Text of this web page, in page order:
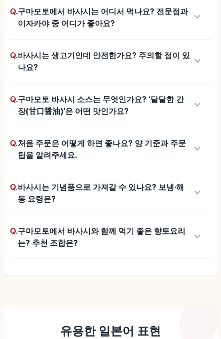
Q.구마모토에서 바사시는 어디서 먹나요? 전문점과
이자카야 중 어디가 좋아요?
keyboard_arrow_down
Q.바사시는 생고기인데 안전한가요? 주의할 점이 있
나요?
keyboard_arrow_down
Q.구마모토 바사시 소스는 무엇인가요? ‘달달한 간
장(甘口醤油)’은 어떤 맛인가요?
keyboard_arrow_down
Q.처음 주문은 어떻게 하면 좋나요? 양 기준과 주문
팁을 알려주세요.
keyboard_arrow_down
Q.바사시는 기념품으로 가져갈 수 있나요? 보냉·해
동 요령은?
keyboard_arrow_down
Q.구마모토에서 바사시와 함께 먹기 좋은 향토요리
는? 추천 조합은?
keyboard_arrow_down
유용한 일본어 표현